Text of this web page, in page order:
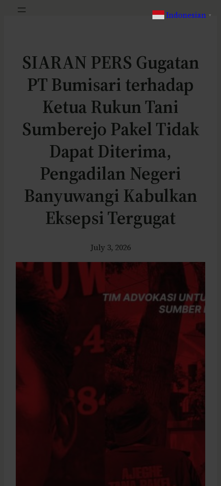
SIARAN PERS Gugatan
PT Bumisari terhadap
Ketua Rukun Tani
Sumberejo Pakel Tidak
Dapat Diterima,
Pengadilan Negeri
Banyuwangi Kabulkan
Eksepsi Tergugat
July 3, 2026
Indonesian ▼